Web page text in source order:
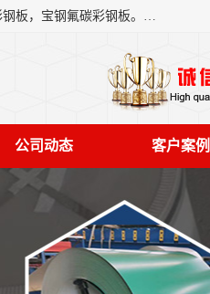
上海轩本实业有限公司主营产品：宝钢彩钢板、宝钢彩钢卷、宝钢彩涂板、宝钢彩涂卷、宝钢高耐候彩钢板，宝钢氟碳彩钢板。是一家集钢铁贸易，物流、加工为一体的产业全配套公司。
公司动态 客户案例